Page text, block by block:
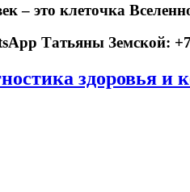
– это клеточка
Татьяны Земской:
здоровья и